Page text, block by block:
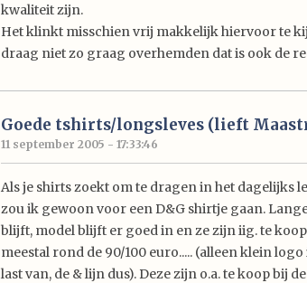
kwaliteit zijn.
Het klinkt misschien vrij makkelijk hiervoor te
draag niet zo graag overhemden dat is ook de
Goede tshirts/longsleves (lieft
11 september 2005 - 17:33:46
Als je shirts zoekt om te dragen in het dagelijks
zou ik gewoon voor een D&G shirtje gaan.
blijft, model blijft er goed in en ze zijn iig. te
meestal rond de 90/100 euro..... (alleen klein
last van, de & lijn dus). Deze zijn o.a. te koop bij